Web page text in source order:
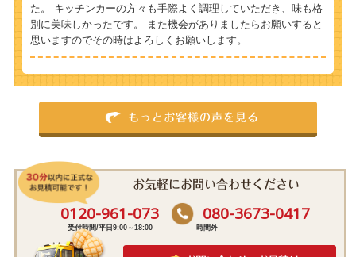
た。 キッチンカーの方々も手際よく調理していただき、味も格
別に美味しかったです。 また機会がありましたらお願いすると
思いますのでその時はよろしくお願いします。
もっとお客様の声を見る
お気軽にお問い合わせください
080-3673-0417
時間外
0120-961-073
受付時間/平日9:00～18:00